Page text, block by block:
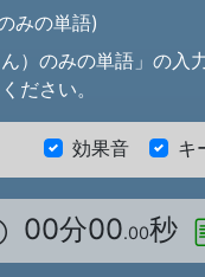
みの単語)
）のみの単語」の
ださい。
効果音 キ
00分00.00秒